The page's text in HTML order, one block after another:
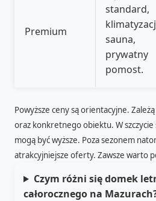
Premium
standard,
sauna,
prywatny
pomost.
Powyższe ceny są orientacyjne.
oraz konkretnego obiektu. W
mogą być wyższe. Poza sezonem
atrakcyjniejsze oferty. Zawsze warto
Czym różni się domek
całorocznego na